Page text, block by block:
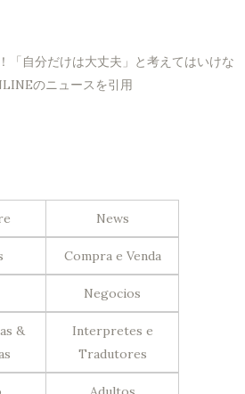
「自分だけは大丈夫」と考えてはいけな
のニュースを引用
News
Compra e Venda
Negocios
&
Interpretes e
Tradutores